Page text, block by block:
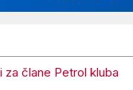
za člane Petrol kluba
Petrol kluba